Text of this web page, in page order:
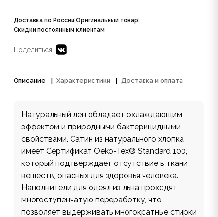
Доставка по России Оригинальный товар
Скидки постоянным клиентам
Поделиться:
Описание Характеристики Доставка и оплата
Натуральный лен обладает охлаждающим
эффектом и природными бактерицидными
свойствами. Сатин из натурального хлопка
имеет Сертификат Oeko-Tex® Standard 100,
который подтверждает отсутствие в ткани
веществ, опасных для здоровья человека.
Наполнители для одеял из льна проходят
многоступенчатую переработку, что
позволяет выдерживать многократные стирки